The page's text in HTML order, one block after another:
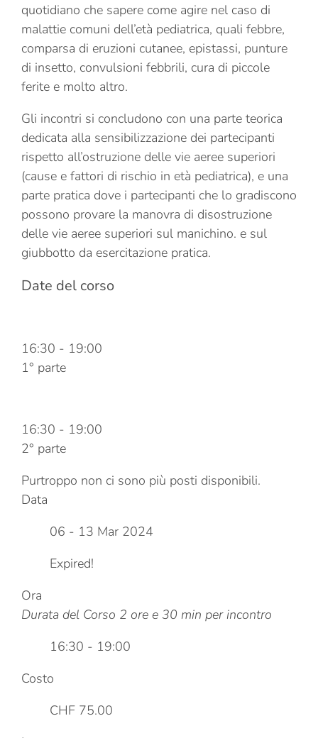
quotidiano che sapere come agire nel caso di
malattie comuni dell’età pediatrica, quali febbre,
comparsa di eruzioni cutanee, epistassi, punture
di insetto, convulsioni febbrili, cura di piccole
ferite e molto altro.
Gli incontri si concludono con una parte teorica
dedicata alla sensibilizzazione dei partecipanti
rispetto all’ostruzione delle vie aeree superiori
(cause e fattori di rischio in età pediatrica), e una
parte pratica dove i partecipanti che lo gradiscono
possono provare la manovra di disostruzione
delle vie aeree superiori sul manichino. e sul
giubbotto da esercitazione pratica.
Date del corso
16:30 - 19:00
1° parte
16:30 - 19:00
2° parte
Purtroppo non ci sono più posti disponibili.
Data
06 - 13 Mar 2024
Expired!
Ora
Durata del Corso 2 ore e 30 min per incontro
16:30 - 19:00
Costo
CHF 75.00